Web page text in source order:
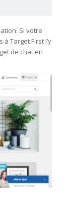
Si votre
Target First l’y
de chat en